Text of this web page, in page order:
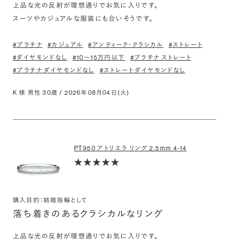
上品な光の反射が理想通りでお気に入りです。
スーツやカジュアルな服装にも合いそうです。
#プラチナ #カジュアル #アンティーク・クラシカル
#ストレート
#ダイヤモンドなし
#10〜15万円以下
#プラチナ ストレート
#プラチナ ダイヤモンドなし
#ストレート ダイヤモンドなし
K 様 男性 30歳 / 2026年08月04日(火)
PT950 アトリエラ リング 2.5mm 4-14
購入目的：結婚指輪として
落ち着きのあるクラシカルなリング
上品な光の反射が理想通りでお気に入りです。